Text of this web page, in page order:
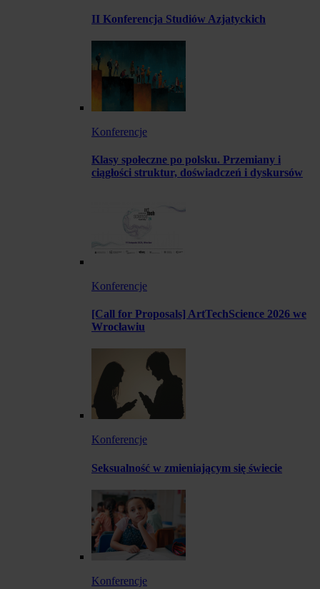
II Konferencja Studiów Azjatyckich
Konferencje
Klasy społeczne po polsku. Przemiany i
ciągłości struktur, doświadczeń i dyskursów
Konferencje
[Call for Proposals] ArtTechScience 2026 we
Wrocławiu
Konferencje
Seksualność w zmieniającym się świecie
Konferencje